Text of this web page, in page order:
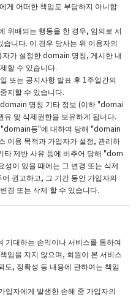
게 어떠한 책임도 부담하지 아니합
위배되는 행동을 한 경우, 임의로 서
니다. 이 경우 당사는 위 이용자의
가 설정한 domain 명칭, 게시한 내
할 수 있습니다.
또는 공지사항 발표 후 1주일간의
지할 수 있습니다.
명칭 기타 정보 (이하 "domai
및 삭제권한을 보유하게 됩니다.
등"에 대하여 당해 "domain
이용 목적과 가입자가 설정, 관리하
제반 사유 등에 비추어 당해 "dom
이 있을 때에는 그 변경 또는 삭제
권고하고, 그 기간 동안 가입자의
경 또는 삭제 할 수 있습니다.
기대하는 손익이나 서비스를 통하여
임을 지지 않으며, 회원이 본 서비스
도, 정확성 등 내용에 관하여는 책임
입자에게 발생한 손해 중 가입자의